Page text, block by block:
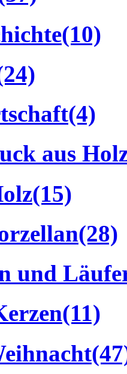
(10)
(4)
aus
(15)
(28)
und
(11)